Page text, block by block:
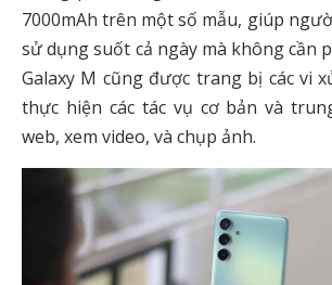
7000mAh trên một số mẫu, giúp
sử dụng suốt cả ngày mà không cần
Galaxy M cũng được trang bị các vi
thực hiện các tác vụ cơ bản và
web, xem video, và chụp ảnh.